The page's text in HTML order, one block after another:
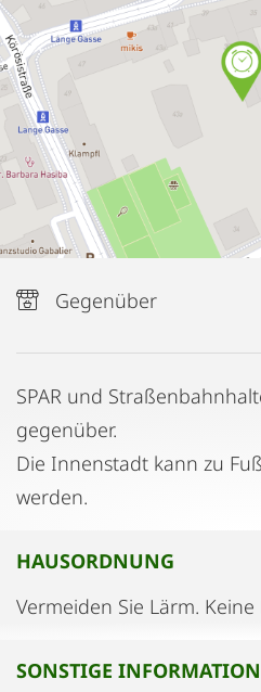
Gegenüber
SPAR und
gegenüber.
Die Innenstadt kann zu
werden.
HAUSORDNUNG
Vermeiden Sie Lärm. Keine
SONSTIGE